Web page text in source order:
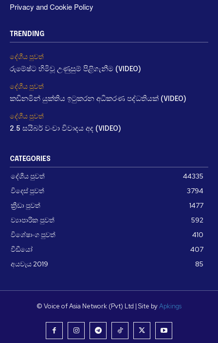
Privacy and Cookie Policy
TRENDING
දේශීය පුවත්
රුමේෂ්ට හිමිවූ උණුසුම් පිළිගැනීම (VIDEO)
දේශීය පුවත්
කඩිනමින් යුක්තිය ඉටුකරන අධිකරණ පද්ධතියක් (VIDEO)
දේශීය පුවත්
2.5 සයිබර් වංචා විවාදය අද (VIDEO)
CATEGORIES
දේශීය පුවත්
44335
විදෙස් පුවත්
3794
ක්‍රීඩා පුවත්
1477
ව්‍යාපාරික පුවත්
592
විශේෂාංග පුවත්
410
වීඩීයෝ
407
අයවැය 2019
85
© Voice of Asia Network (Pvt) Ltd | Site byApkings